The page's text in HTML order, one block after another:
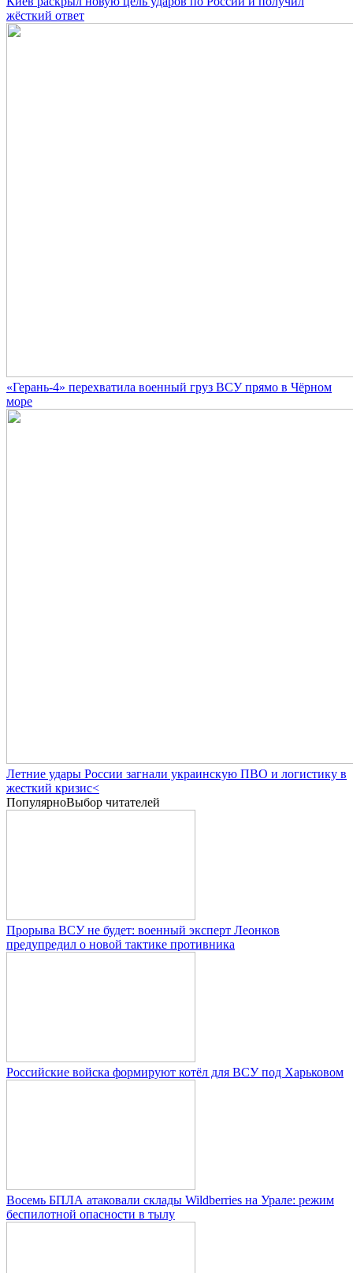
жёсткий ответ
«Герань-4» перехватила военный груз ВСУ прямо в Чёрном
море
Летние удары России загнали украинскую ПВО и логистику в
жесткий кризис<
ПопулярноВыбор читателей
Прорыва ВСУ не будет: военный эксперт Леонков
предупредил о новой тактике противника
Российские войска формируют котёл для ВСУ под Харьковом
Восемь БПЛА атаковали склады Wildberries на Урале: режим
беспилотной опасности в тылу